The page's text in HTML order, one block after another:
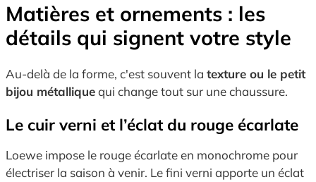
Matières et ornements : les
détails qui signent votre style
Au-delà de la forme, c'est souvent la texture ou le petit
bijou métalliquequi change tout sur une chaussure.
Le cuir verni et l’éclat du rouge écarlate
Loewe impose le rouge écarlate en monochrome pour
électriser la saison à venir. Le fini verni apporte un éclat